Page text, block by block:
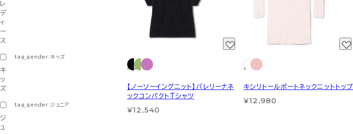
レ
デ
ィ
ー
ス
tag_gender:キッズ
キ
ッ
ズ
tag_gender:ジュニア
ジ
ュ
【ノーソーイングニット】バレリーナネ
ックコンパクトTシャツ
¥12,540
キシリトールボートネックニットトップ
¥12,980